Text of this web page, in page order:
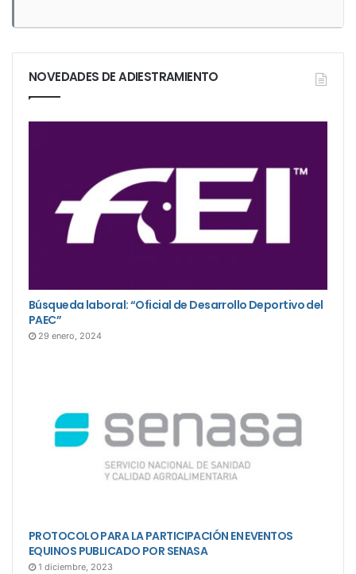
NOVEDADES DE ADIESTRAMIENTO
Búsqueda laboral: “Oficial de Desarrollo Deportivo del
PAEC”
29 enero, 2024
PROTOCOLO PARA LA PARTICIPACIÓN EN EVENTOS
EQUINOS PUBLICADO POR SENASA
1 diciembre, 2023